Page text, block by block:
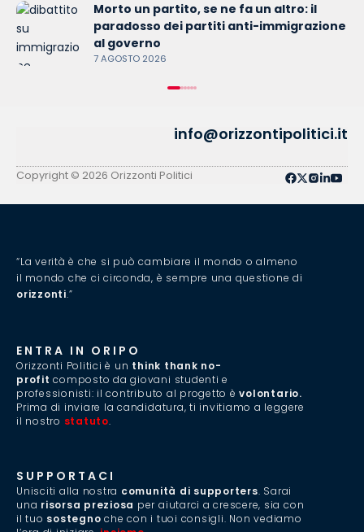
Morto un partito, se ne fa un altro: il
paradosso dei partiti anti-immigrazione
al governo
7 AGOSTO 2026
info@orizzontipolitici.it
Copyright © 2026 Orizzonti Politici
“La verità è che si può cambiare il mondo o almeno
il mondo che ci circonda, è sempre una questione di
orizzonti.”
ENTRA IN ORIPO
Orizzonti Politici è un think thank no-
profit composto da giovani studenti e
professionisti: il contributo al progetto èvolontario.
Prima di inviare la candidatura, ti invitiamo a leggere
il nostro statuto.
SUPPORTACI
Unisciti alla nostra comunità di supporters. Sarai
una risorsa preziosa per aiutarci a crescere, sia con
il tuo sostegno che con i tuoi consigli. Non vediamo